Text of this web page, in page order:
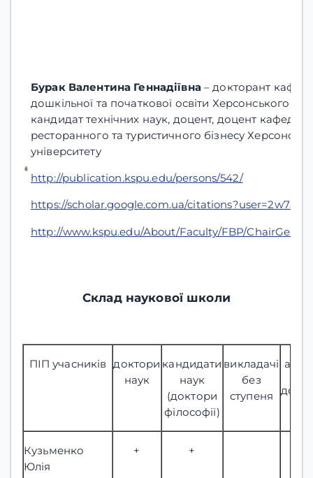
Бурак Валентина Геннадіївна– докторант
дошкільної та початкової освіти Херсонського
кандидат технічних наук, доцент, доцент кафедри
ресторанного та туристичного бізнесу
університету
http://publication.kspu.edu/persons/542/
https://scholar.google.com.ua/
http://www.kspu.edu/About/Faculty/FBP/
Склад наукової школи
ПІП учасників
доктори
наук
кандидати
наук
(доктори
філософії)
викладачі
без
ступеня
Кузьменко
Юлія
+ +